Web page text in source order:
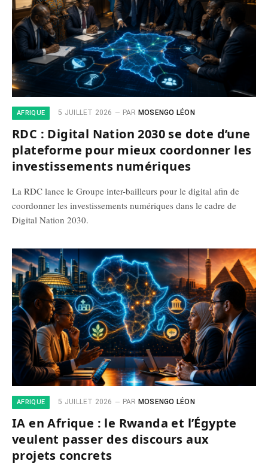
AFRIQUE 5 JUILLET 2026 PAR MOSENGO LÉON
RDC : Digital Nation 2030 se dote d’une
plateforme pour mieux coordonner les
investissements numériques
La RDC lance le Groupe inter-bailleurs pour le digital afin de
coordonner les investissements numériques dans le cadre de
Digital Nation 2030.
AFRIQUE 5 JUILLET 2026 PAR MOSENGO LÉON
IA en Afrique : le Rwanda et l’Égypte
veulent passer des discours aux
projets concrets